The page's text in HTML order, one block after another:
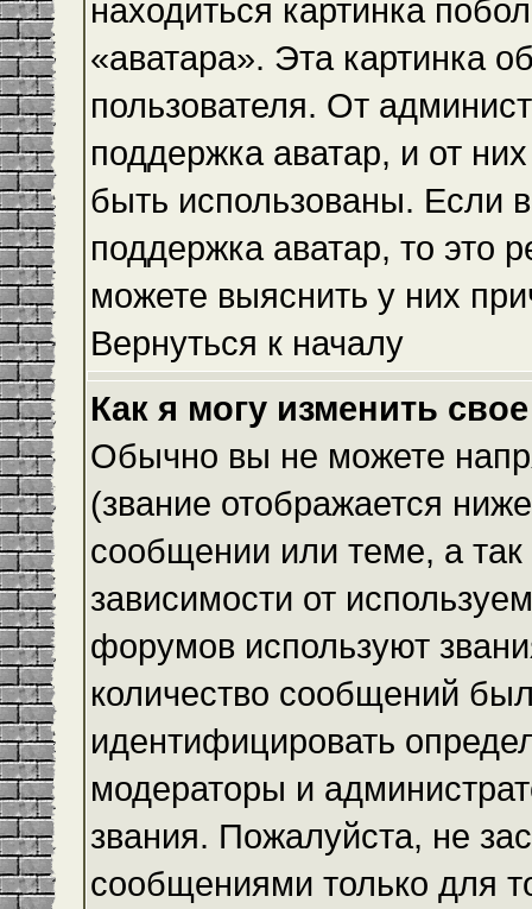
находиться картинка
«аватара». Эта картинка
пользователя. От
поддержка аватар, и от
быть использованы. Если
поддержка аватар, то это
можете выяснить у них
Вернуться к началу
Как я могу изменить
Обычно вы не можете
(звание отображается
сообщении или теме, а
зависимости от
форумов используют
количество сообщений
идентифицировать
модераторы и
звания. Пожалуйста, не
сообщениями только для